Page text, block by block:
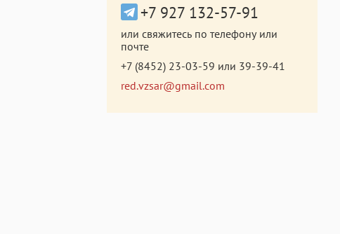
+7 927 132-57-91
или свяжитесь по телефону или
почте
+7 (8452) 23-03-59 или 39-39-41
red.vzsar@gmail.com